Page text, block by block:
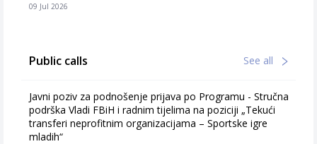
09 Jul 2026
Public calls See all
Javni poziv za podnošenje prijava po Programu - Stručna
podrška Vladi FBiH i radnim tijelima na poziciji „Tekući
transferi neprofitnim organizacijama – Sportske igre
mladih“